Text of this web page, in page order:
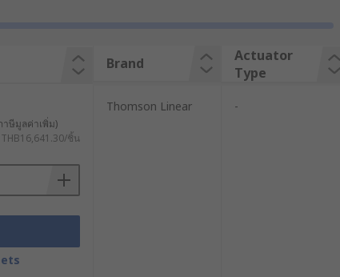
Electric Linear Actuator จะใช้
ณ์อัตโนมัติ การควบคุมวาล์ว การ
าหกรรมหนักที่ต้องรองรับโหลด
เป็นการเคลื่อนที่เชิงเส้นของแกน
Brand
Actuator
Type
ษีมูลค่าเพิ่ม)
THB16,641.30/ชิ้น
Thomson Linear -